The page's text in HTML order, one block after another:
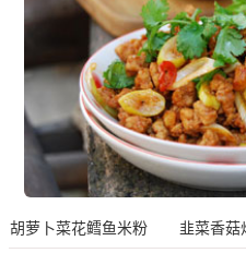
胡萝卜菜花鳕鱼米粉 韭菜香菇